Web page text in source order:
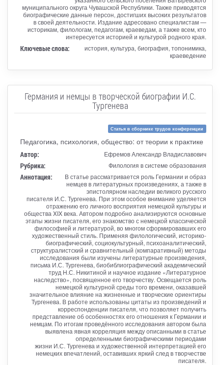
муниципального округа Чувашской Республики. Также приводятся
биографические данные персон, достигших высоких результатов
в своей деятельности. Издание адресовано специалистам —
историкам, филологам, педагогам, краеведам, а также всем, кто
интересуется историей и культурой родного края.
Ключевые слова:
история, культура, биография, топонимика,
краеведение
Германия и немцы в творческой биографии И.С.
Тургенева
Статья в сборнике трудов конференции
Педагогика, психология, общество: от теории к практике
Автор: Ефремов Александр Владиславович
Рубрика: Филология в системе образования
Аннотация:
В статье рассматривается роль Германии и образ
немцев в литературных произведениях, а также в
эпистолярном наследии великого русского
писателя И.С. Тургенева. При этом особое внимание уделяется
отражению его личного восприятия немецкой культуры и
общества XIX века. Автором подробно анализируются основные
этапы жизни писателя, его знакомство с немецкой классической
философией и литературой, во многом сформировавших его
художественный стиль. Применяя филологический, историко-
биографический, социокультурный, психоаналитический,
структуралистский и сравнительный (компаративный) методы
исследования были изучены литературные произведения,
письма И.С. Тургенева, биобиблиографический академический
труд Н.С. Никитиной и научное издание «Литературное
наследство», посвященное его творчеству. Освещается роль
немецкой культурной среды того времени, оказавшей
значительное влияние на жизненные и творческие ориентиры
Тургенева. В работе использованы цитаты из произведений и
корреспонденции писателя, что позволяет получить
представление об особенностях его отношения к Германии и
немцам. По итогам проведённого исследования автором была
выявлена явная корреляция между описанными в статье
определенными биографическими периодами
жизни И.С. Тургенева и художественной интерпретацией его
немецких впечатлений, оставивших яркий след в творчестве
писателя.